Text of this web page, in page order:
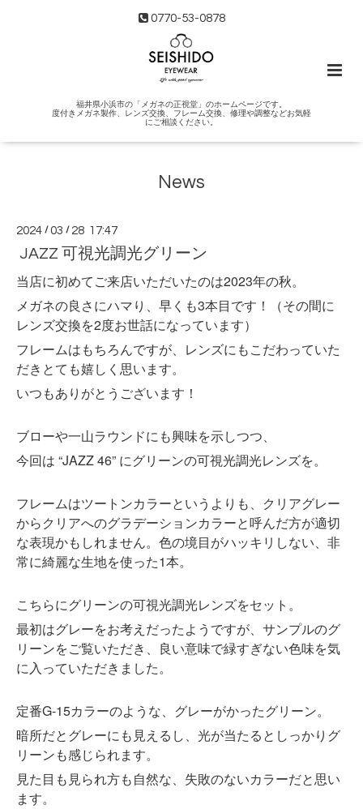
0770-53-0878
福井県小浜市の「メガネの正視堂」のホームページです。
度付きメガネ製作、レンズ交換、フレーム交換、修理や調整などお気軽
にご相談ください。
News
2024 /03 / 28 17:47
JAZZ 可視光調光グリーン
当店に初めてご来店いただいたのは2023年の秋。
メガネの良さにハマり、早くも3本目です！（その間に
レンズ交換を2度お世話になっています）
フレームはもちろんですが、レンズにもこだわっていた
だきとても嬉しく思います。
いつもありがとうございます！
ブローや一山ラウンドにも興味を示しつつ、
今回は “JAZZ 46” にグリーンの可視光調光レンズを。
フレームはツートンカラーというよりも、クリアグレー
からクリアへのグラデーションカラーと呼んだ方が適切
な表現かもしれません。色の境目がハッキリしない、非
常に綺麗な生地を使った1本。
こちらにグリーンの可視光調光レンズをセット。
最初はグレーをお考えだったようですが、サンプルのグ
リーンをご覧いただき、良い意味で緑すぎない色味を気
に入っていただきました。
定番G-15カラーのような、グレーがかったグリーン。
暗所だとグレーにも見えるし、光が当たるとしっかりグ
リーンも感じられます。
見た目も見られ方も自然な、失敗のないカラーだと思い
ます。